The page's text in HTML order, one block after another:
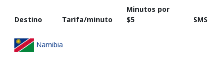
Destino Tarifa/minuto
Minutos por
⁦$5⁩
SMS
Namibia